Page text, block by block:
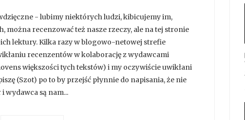
- lubimy niektórych ludzi, kibicujemy im,
można recenzować też nasze rzeczy, ale na tej stronie
lektury. Kilka razy w blogowo-netowej strefie
recenzentów w kolaborację z wydawcami
większości tych tekstów) i my oczywiście uwikłani
(Szot) po to by przejść płynnie do napisania, że nie
wydawca są nam...